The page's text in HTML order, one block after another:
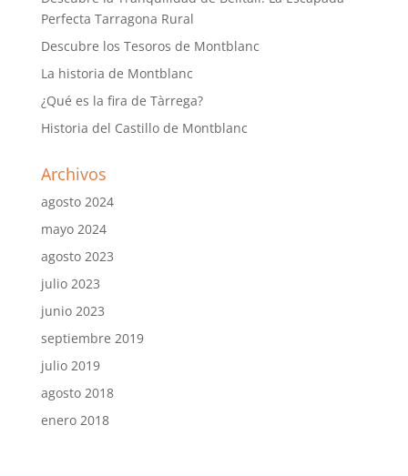
Perfecta Tarragona Rural
Descubre los Tesoros de Montblanc
La historia de Montblanc
¿Qué es la fira de Tàrrega?
Historia del Castillo de Montblanc
Archivos
agosto 2024
mayo 2024
agosto 2023
julio 2023
junio 2023
septiembre 2019
julio 2019
agosto 2018
enero 2018